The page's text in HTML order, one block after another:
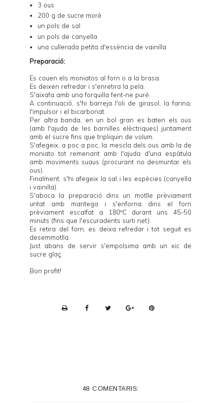
3 ous
200 g de sucre morè
un pols de sal
un pols de canyella
una cullerada petita d'essència de vainilla
Preparació:
Es couen els moniatos al forn o a la brasa.
Es deixen refredar i s'enretira la pela.
S'aixafa amb una forquilla fent-ne puré.
A continuació, s'hi barreja l'oli de girasol, la farina,
l'impulsor i el bicarbonat.
Per altra banda, en un bol gran es baten els ous
(amb l'ajuda de les barnilles elèctriques) juntament
amb el sucre fins que tripliquin de volum.
S'afegeix, a poc a poc, la mescla dels ous amb la de
moniato tot remenant amb l'ajuda d'una espàtula
amb moviments suaus (procurant no desmuntar els
ous).
Finalment, s'hi afegeix la sal i les espècies (canyella
i vainilla).
S'aboca la preparació dins un motlle prèviament
untat amb mantega i s'enforna dins el forn
prèviament escalfat a 180ºC durant uns 45-50
minuts (fins que l'escuradents surti net).
Es retira del forn, es deixa refredar i tot seguit es
desemmotlla.
Just abans de servir s'empolsima amb un xic de
sucre glaç.
Bon profit!
48 COMENTARIS: